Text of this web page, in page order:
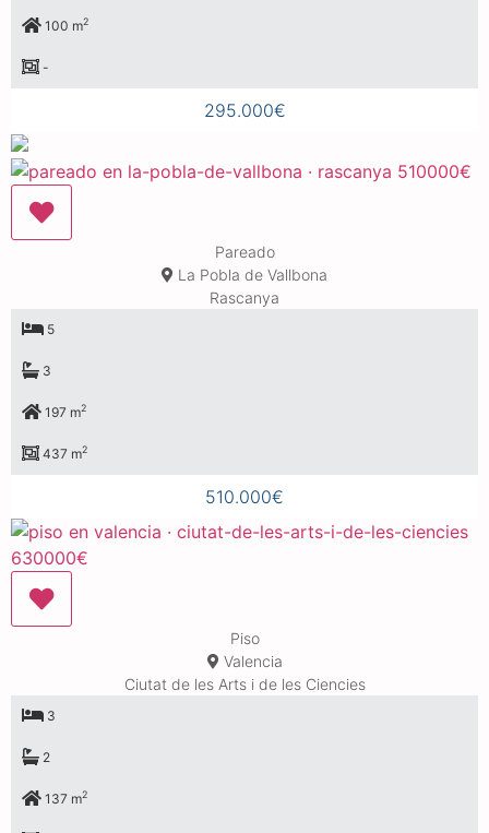
100 m2
-
295.000€
Pareado
La Pobla de Vallbona
Rascanya
5
3
197 m2
437 m2
510.000€
Piso
Valencia
Ciutat de les Arts i de les Ciencies
3
2
137 m2